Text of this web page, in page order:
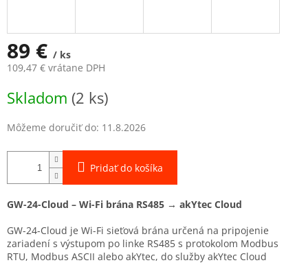
89 € / ks
109,47 € vrátane DPH
cena:
Skladom (2 ks)
Môžeme doručiť do: 11.8.2026
Pridať do košíka
GW-24-Cloud – Wi-Fi brána RS485 → akYtec Cloud
GW-24-Cloud je Wi-Fi sieťová brána určená na pripojenie
zariadení s výstupom po linke RS485 s protokolom Modbus
RTU, Modbus ASCII alebo akYtec, do služby akYtec Cloud